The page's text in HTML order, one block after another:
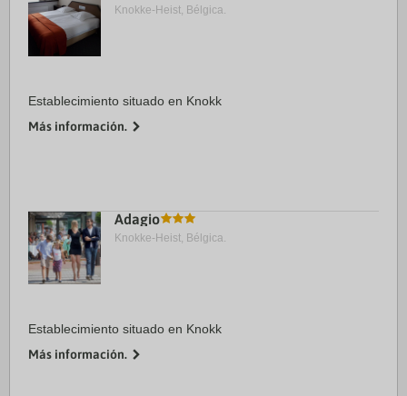
Knokke-Heist, Bélgica.
Establecimiento situado en Knokk
Más información.
Adagio
Knokke-Heist, Bélgica.
Establecimiento situado en Knokk
Más información.